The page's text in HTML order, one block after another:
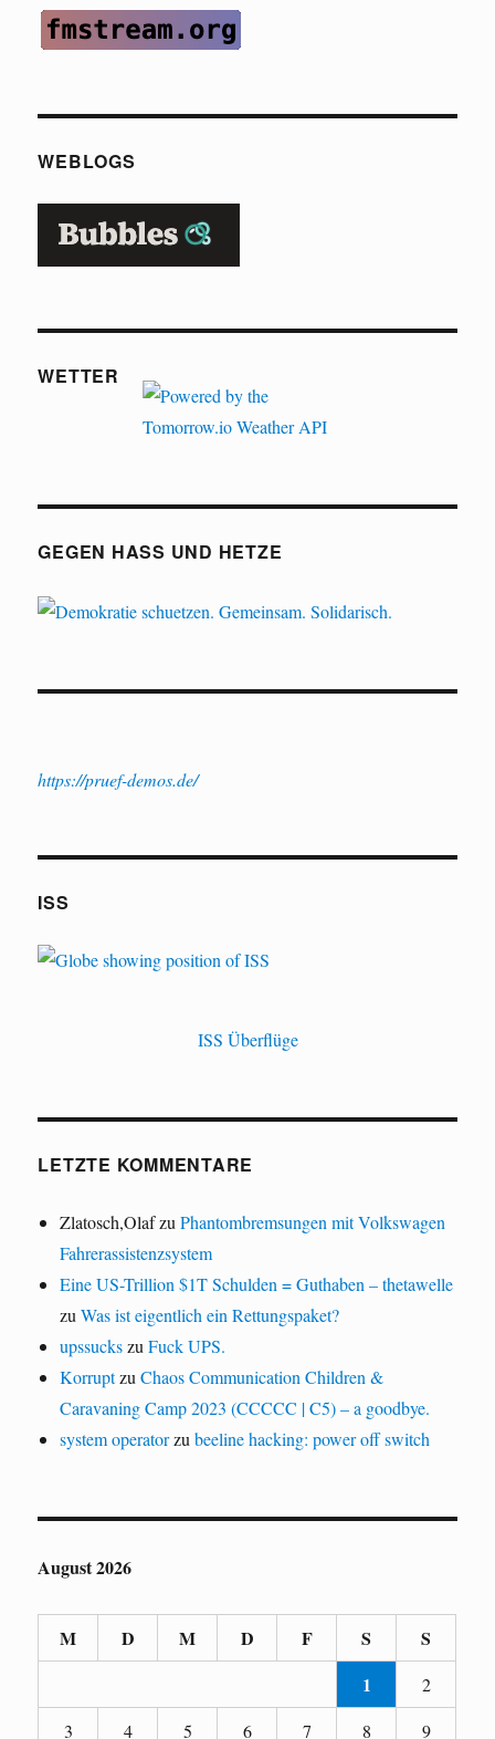
WEBLOGS
WETTER
GEGEN HASS UND HETZE
https://pruef-demos.de/
ISS
ISS Überflüge
LETZTE KOMMENTARE
Zlatosch,OlafzuPhantombremsungen mit Volkswagen
Fahrerassistenzsystem
Eine US-Trillion $1T Schulden = Guthaben – thetawelle
zuWas ist eigentlich ein Rettungspaket?
upssuckszuFuck UPS.
KorruptzuChaos Communication Children &
Caravaning Camp 2023 (CCCCC | C5) – a goodbye.
system operatorzubeeline hacking: power off switch
August 2026
M D M D F S
S
1
2
3
4 5 6 7 8 9